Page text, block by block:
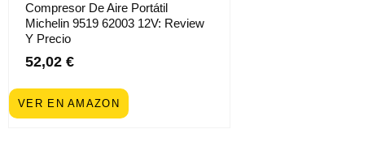
Compresor De Aire Portátil
Michelin 9519 62003 12V: Review
Y Precio
52,02 €
VER EN AMAZON